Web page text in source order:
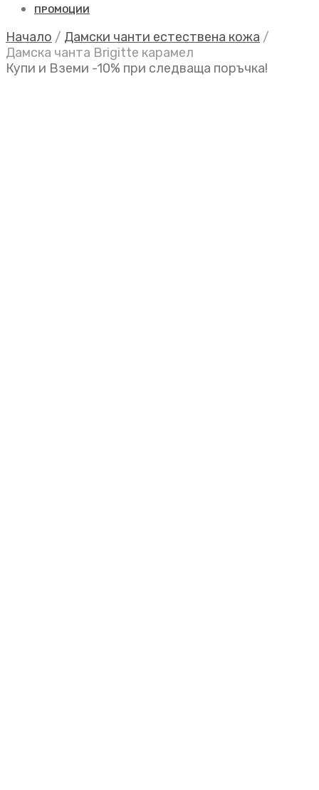
ПРОМОЦИИ
Начало / Дамски чанти естествена кожа /
Дамска чанта Brigitte карамел
Купи и Вземи -10% при следваща поръчка!